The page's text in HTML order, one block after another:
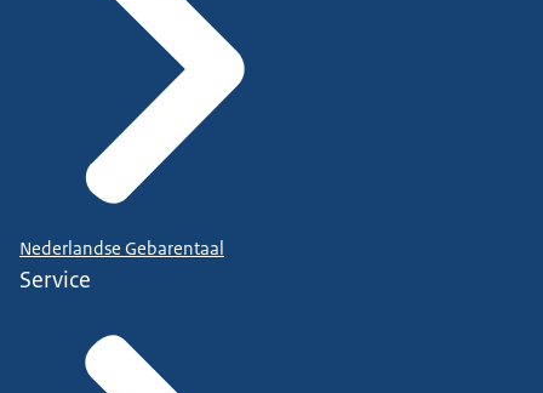
Nederlandse Gebarentaal
Service